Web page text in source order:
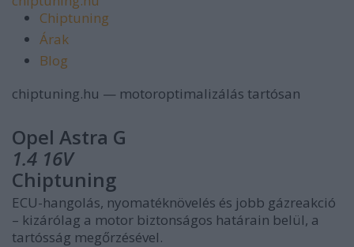
Chiptuning
Árak
Blog
chiptuning.hu — motoroptimalizálás tartósan
Opel Astra G
1.4 16V
Chiptuning
ECU-hangolás, nyomatéknövelés és jobb gázreakció
– kizárólag a motor biztonságos határain belül, a
tartósság megőrzésével.